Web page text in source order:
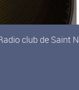
club de Saint